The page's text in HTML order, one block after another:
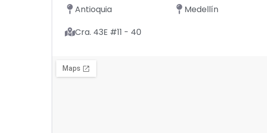
Antioquia
Medellín
Cra. 43E #11 - 40